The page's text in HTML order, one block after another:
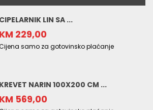
CIPELARNIK LIN SA ...
KM 229,00
samo za gotovinsko plaćanje
KREVET NARIN 100X200 CM ...
KM 569,00